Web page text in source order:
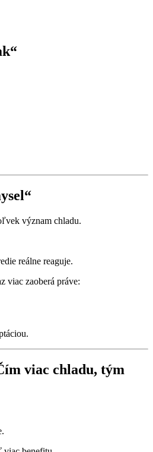
význam chladu.
reálne reaguje.
viac zaoberá práve:
viac chladu, tým